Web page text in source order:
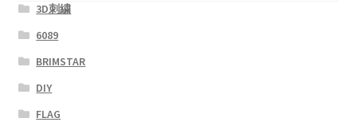
3D刺繍
6089
BRIMSTAR
DIY
FLAG